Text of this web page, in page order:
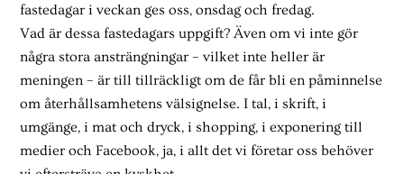
fastedagar i veckan ges oss, onsdag och fredag.
Vad är dessa fastedagars uppgift? Även om vi inte gör
några stora ansträngningar – vilket inte heller är
meningen – är till tillräckligt om de får bli en påminnelse
om återhållsamhetens välsignelse. I tal, i skrift, i
umgänge, i mat och dryck, i shopping, i exponering till
medier och Facebook, ja, i allt det vi företar oss behöver